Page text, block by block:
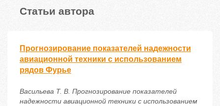
Статьи автора
Прогнозирование показателей надежности
авиационной техники с использованием
рядов Фурье
Васильева Т. В. Прогнозирование показателей
надежности авиационной техники с использованием